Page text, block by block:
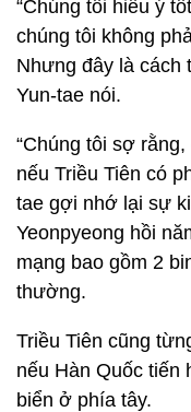
“Chúng tôi hiểu ý
chúng tôi không
Nhưng đây là cách
Yun-tae nói.
“Chúng tôi sợ
nếu Triều Tiên có
tae gợi nhớ lại sự
Yeonpyeong hồi
mạng bao gồm 2
thường.
Triều Tiên cũng
nếu Hàn Quốc tiến
biển ở phía tây.